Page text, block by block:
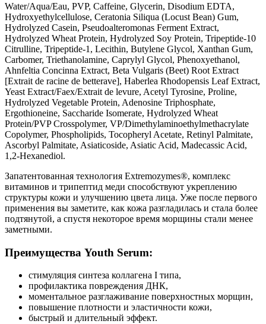
Water/Aqua/Eau, PVP, Caffeine, Glycerin, Disodium EDTA,
Hydroxyethylcellulose, Ceratonia Siliqua (Locust Bean) Gum,
Hydrolyzed Casein, Pseudoalteromonas Ferment Extract,
Hydrolyzed Wheat Protein, Hydrolyzed Soy Protein, Tripeptide-10
Citrulline, Tripeptide-1, Lecithin, Butylene Glycol, Xanthan Gum,
Carbomer, Triethanolamine, Caprylyl Glycol, Phenoxyethanol,
Ahnfeltia Concinna Extract, Beta Vulgaris (Beet) Root Extract
[Extrait de racine de betterave], Haberlea Rhodopensis Leaf Extract,
Yeast Extract/Faex/Extrait de levure, Acetyl Tyrosine, Proline,
Hydrolyzed Vegetable Protein, Adenosine Triphosphate,
Ergothioneine, Saccharide Isomerate, Hydrolyzed Wheat
Protein/PVP Crosspolymer, VP/Dimethylaminoethylmethacrylate
Copolymer, Phospholipids, Tocopheryl Acetate, Retinyl Palmitate,
Ascorbyl Palmitate, Asiaticoside, Asiatic Acid, Madecassic Acid,
1,2-Hexanediol.
Запатентованная технология Extremozymes®, комплекс
витаминов и трипептид меди способствуют укреплению
структуры кожи и улучшению цвета лица. Уже после первого
применения вы заметите, как кожа разгладилась и стала более
подтянутой, а спустя некоторое время морщины стали менее
заметными.
Преимущества Youth Serum:
стимуляция синтеза коллагена I типа,
профилактика повреждения ДНК,
моментальное разглаживание поверхностных морщин,
повышение плотности и эластичности кожи,
быстрый и длительный эффект.